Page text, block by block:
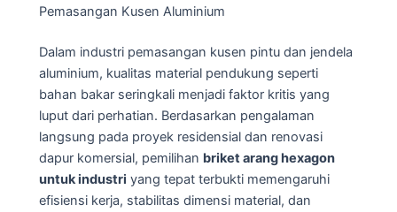
Pemasangan Kusen Aluminium
Dalam industri pemasangan kusen pintu dan jendela
aluminium, kualitas material pendukung seperti
bahan bakar seringkali menjadi faktor kritis yang
luput dari perhatian. Berdasarkan pengalaman
langsung pada proyek residensial dan renovasi
dapur komersial, pemilihan briket arang hexagon
untuk industri yang tepat terbukti memengaruhi
efisiensi kerja, stabilitas dimensi material, dan